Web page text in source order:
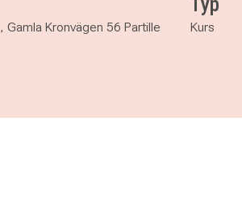
Gamla Kronvägen 56 Partille Kurs
och avancerad